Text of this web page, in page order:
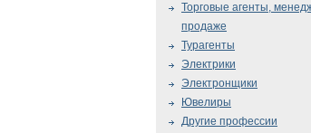
Торговые агенты,
продаже
Турагенты
Электрики
Электронщики
Ювелиры
Другие профессии